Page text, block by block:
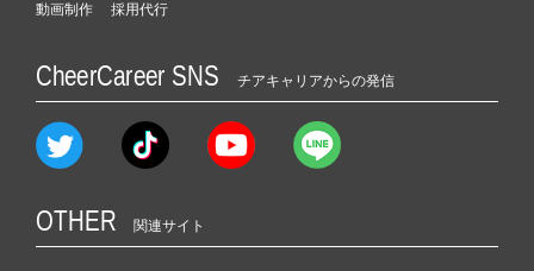
動画制作
採用代行
CheerCareer SNS チアキャリアからの発信
OTHER 関連サイト